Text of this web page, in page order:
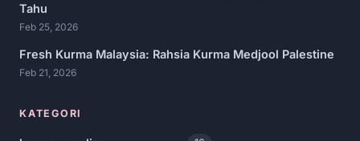
Tahu
Feb 25, 2026
Fresh Kurma Malaysia: Rahsia Kurma Medjool Palestine
Feb 21, 2026
KATEGORI